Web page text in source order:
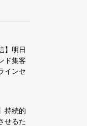
】明日
ド集客
インセ
持続的
せるた